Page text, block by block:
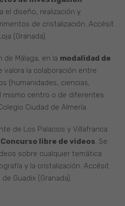
el diseño, realización y
de cristalización. Accésit
(Granada).
Málaga, en la modalidad de
valora la colaboración entre
(humanidades, ciencias,
mismo centro o de diferentes
Ciudad de Almería.
de Los Palacios y Villafranca
Concurso libre de videos. Se
sobre cualquier temática
y la cristalización. Accésit
Guadix (Granada).